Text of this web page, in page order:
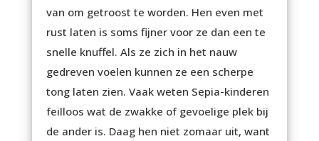
van om getroost te worden. Hen even met
rust laten is soms fijner voor ze dan een te
snelle knuffel. Als ze zich in het nauw
gedreven voelen kunnen ze een scherpe
tong laten zien. Vaak weten Sepia-kinderen
feilloos wat de zwakke of gevoelige plek bij
de ander is. Daag hen niet zomaar uit, want